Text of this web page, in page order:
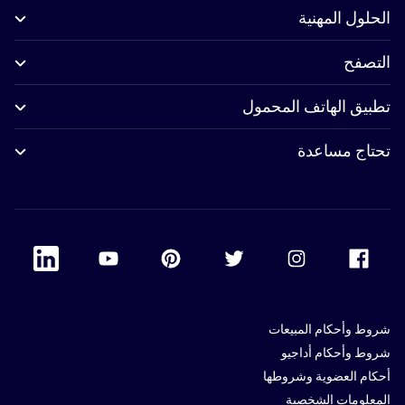
الحلول المهنية
التصفح
تطبيق الهاتف المحمول
تحتاج مساعدة
Accor Youtube
Linkedin
شروط وأحكام المبيعات
شروط وأحكام أداجيو
أحكام العضوية وشروطها
المعلومات الشخصية